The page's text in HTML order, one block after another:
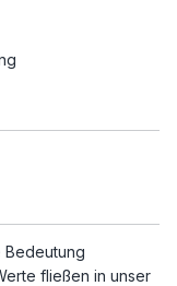
Bedeutung
fließen in unser